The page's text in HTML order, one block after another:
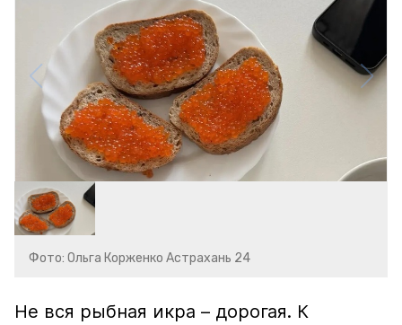
Фото: Ольга Корженко Астрахань 24
Не вся рыбная икра – дорогая. К